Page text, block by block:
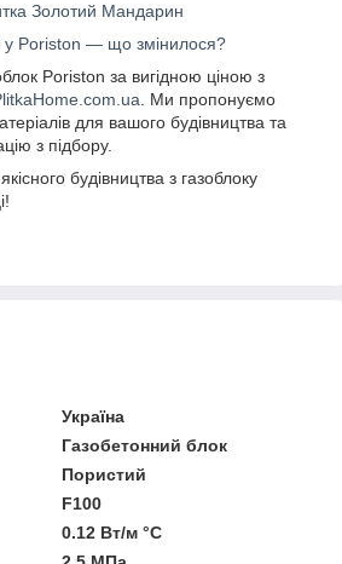
Золотий Мандарин
у Poriston — що змінилося?
Poriston за вигідною ціною з
. Ми пропонуємо
для вашого будівництва та
з підбору.
будівництва з газоблоку
Україна
Газобетонний блок
Пористий
F100
0.12 Вт/м °С